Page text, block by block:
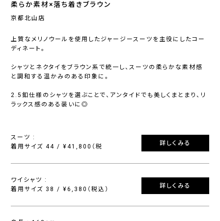
柔らか素材×落ち着きブラウン
京都北山店
上質なメリノウールを使用したジャージースーツを主役にしたコー
ディネート。
シャツとネクタイをブラウン系で統一し、スーツの柔らかな素材感
と調和する温かみのある印象に。
2.5釦仕様のシャツを選ぶことで、アンタイドでも美しくまとまり、リ
ラックス感のある装いに◎
スーツ :
着用サイズ 44 / ¥41,800（税
詳しくみる
ワイシャツ :
着用サイズ 38 / ¥6,380（税込）
詳しくみる